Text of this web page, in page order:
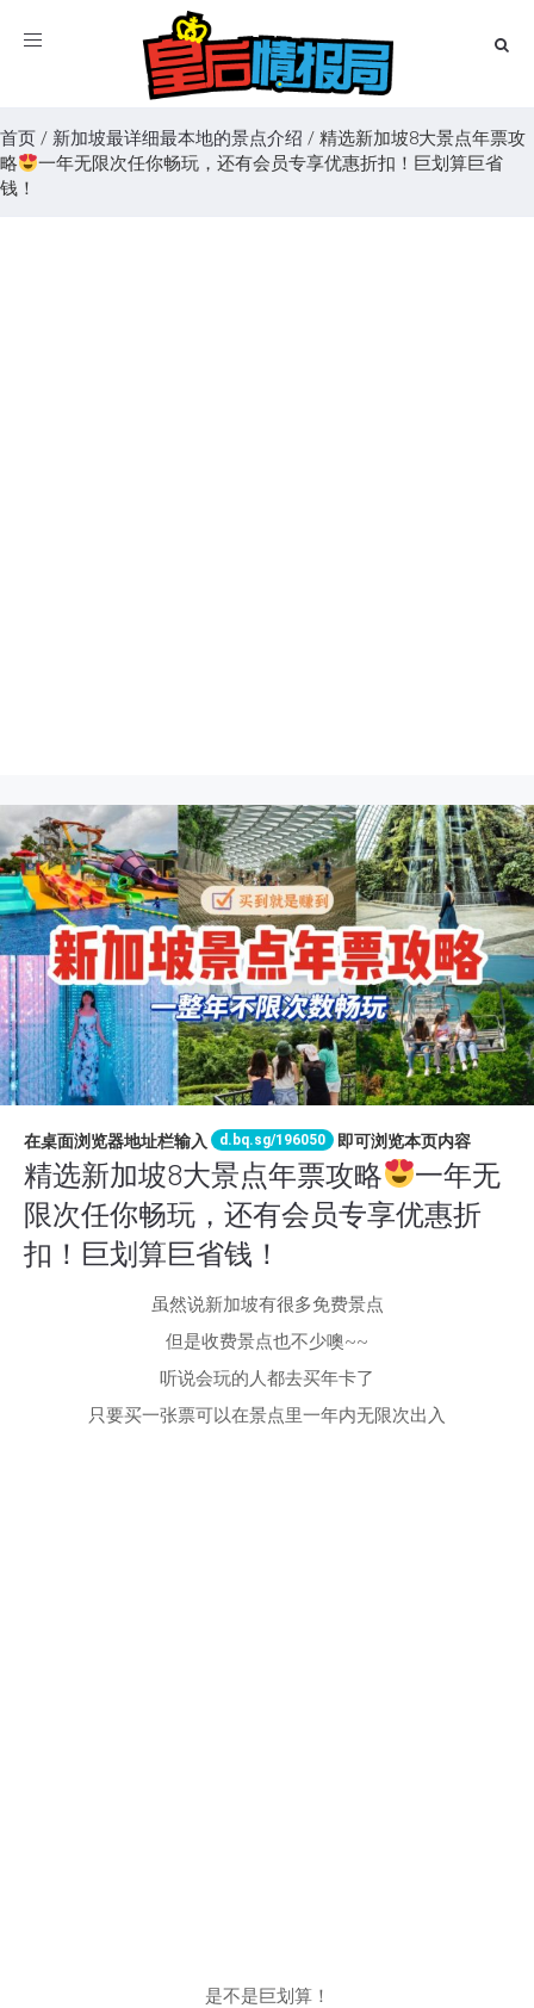
Toggle
首页 / 新加坡最详细最本地的景点介绍 / 精选新加坡8大景点年票攻
略
一年无限次任你畅玩，还有会员专享优惠折扣！巨划算巨省
钱！
在桌面浏览器地址栏输入 d.bq.sg/196050 即可浏览本页内容
精选新加坡8大景点年票攻略
一年无
限次任你畅玩，还有会员专享优惠折
扣！巨划算巨省钱！
虽然说新加坡有很多免费景点
但是收费景点也不少噢~~
听说会玩的人都去买年卡了
只要买一张票可以在景点里一年内无限次出入
是不是巨划算！